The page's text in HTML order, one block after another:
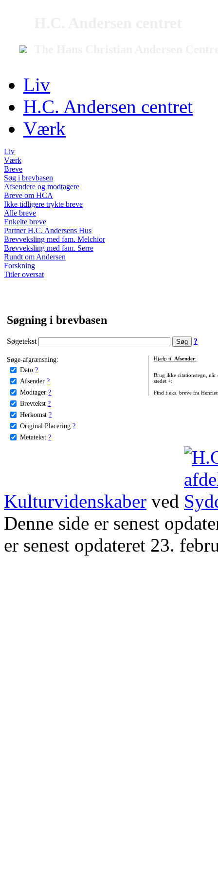
Liv
H.C. Andersen centret
Værk
Liv
Værk
Breve
Søg i brevbasen
Afsendere og modtagere
Breve om HCA
Ikke tidligere trykte breve
Alle breve
Enkelte breve
Partner H.C. Andersens Hus
Brevveksling med fam. Melchior
Brevveksling med fam. Serre
Rundt om Andersen
Forskning
Titler oversat
Søgning i brevbasen
Søgetekst ?
Søge-afgrænsning:
Dato ?
Afsender ?
Modtager ?
Brevtekst ?
Herkomst ?
Original Placering ?
Metatekst ?
Hjælp til Afsender:
Brug ikke citationstegn, når
stedet +:
Find f.eks. breve fra
Kulturvidenskaber ved
Denne side er senest
er senest opdateret 23.